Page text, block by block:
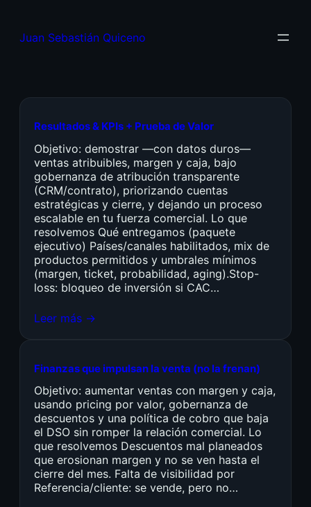
Juan Sebastián Quiceno
Resultados & KPIs + Prueba de Valor
Objetivo: demostrar —con datos duros—
ventas atribuibles, margen y caja, bajo
gobernanza de atribución transparente
(CRM/contrato), priorizando cuentas
estratégicas y cierre, y dejando un proceso
escalable en tu fuerza comercial. Lo que
resolvemos Qué entregamos (paquete
ejecutivo) Países/canales habilitados, mix de
productos permitidos y umbrales mínimos
(margen, ticket, probabilidad, aging).Stop-
loss: bloqueo de inversión si CAC…
Leer más →
Finanzas que impulsan la venta (no la frenan)
Objetivo: aumentar ventas con margen y caja,
usando pricing por valor, gobernanza de
descuentos y una política de cobro que baja
el DSO sin romper la relación comercial. Lo
que resolvemos Descuentos mal planeados
que erosionan margen y no se ven hasta el
cierre del mes. Falta de visibilidad por
Referencia/cliente: se vende, pero no…